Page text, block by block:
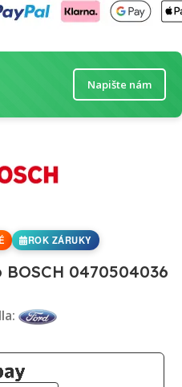
Napište nám
ROK ZÁRUKY
0470504036